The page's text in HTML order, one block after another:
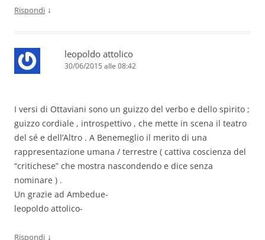
Rispondi ↓
leopoldo attolico
30/06/2015 alle 08:42
I versi di Ottaviani sono un guizzo del verbo e dello spirito ;
guizzo cordiale , introspettivo , che mette in scena il teatro
del sé e dell’Altro . A Benemeglio il merito di una
rappresentazione umana / terrestre ( cattiva coscienza del
“critichese” che mostra nascondendo e dice senza
nominare ) .
Un grazie ad Ambedue-
leopoldo attolico-
Rispondi ↓